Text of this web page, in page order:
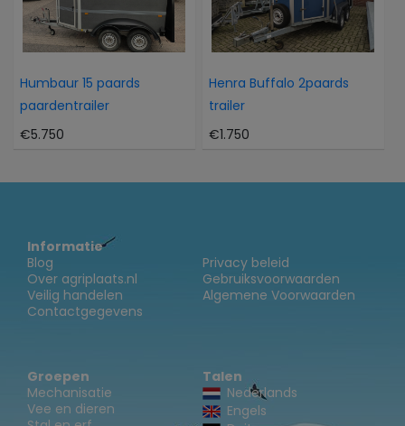
Humbaur 15 paards
paardentrailer
€5.750
Henra Buffalo 2paards
trailer
€1.750
Informatie
Blog
Over agriplaats.nl
Veilig handelen
Contactgegevens
Privacy beleid
Gebruiksvoorwaarden
Algemene Voorwaarden
Groepen
Mechanisatie
Vee en dieren
Talen
Nederlands
Engels